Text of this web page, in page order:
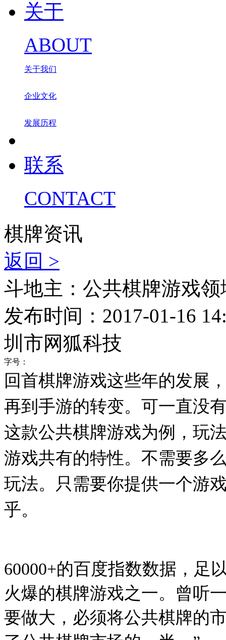
关于
ABOUT
关于我们
企业文化
发展历程
联系
CONTACT
棋牌资讯
返回 >
斗地主：公共棋牌游戏
发布时间：2017-01-16
圳市网狐科技
字号：
回首棋牌游戏这些年的发展
再到手游的转变。可一直没
这款公共棋牌游戏为例，玩
游戏共有的特性。不需要多
玩法。只需要你提供一个游
乎。
60000+的百度指数数据，足
火爆的棋牌游戏之一。曾听
要做大，必须将公共棋牌的